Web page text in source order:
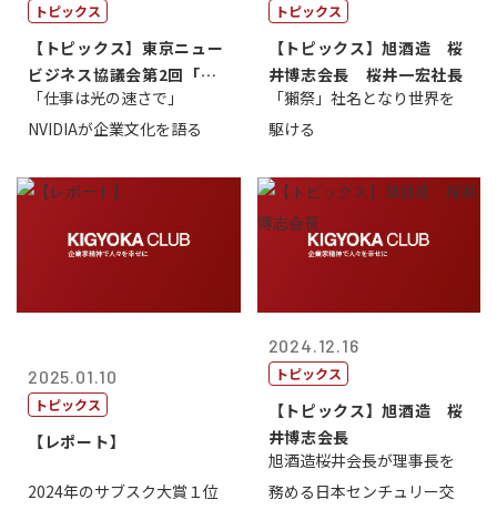
トピックス
【トピックス】東京ニュー
ビジネス協議会第2回「起
業から成功へ...
「仕事は光の速さで」
NVIDIAが企業文化を語る
トピックス
【トピックス】旭酒造 桜
井博志会長 桜井一宏社長
「獺祭」社名となり世界を
駆ける
2025.01.10
トピックス
【レポート】
2024年のサブスク大賞１位
2024.12.16
トピックス
【トピックス】旭酒造 桜
井博志会長
旭酒造桜井会長が理事長を
務める日本センチュリー交